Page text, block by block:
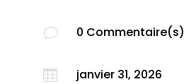
v 0 Commentaire(s)
 janvier 31, 2026